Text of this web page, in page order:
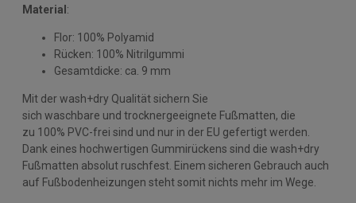
Material :
Flor: 100% Polyamid
Rücken: 100% Nitrilgummi
Gesamtdicke: ca. 9 mm
Mit der wash+dry Qualität sichern Sie
sich waschbare und trocknergeeignete Fußmatten, die
zu 100% PVC-frei sind und nur in der EU gefertigt werden.
Dank eines hochwertigen Gummirückens sind die wash+dry
Fußmatten absolut ruschfest. Einem sicheren Gebrauch auch
auf Fußbodenheizungen steht somit nichts mehr im Wege.